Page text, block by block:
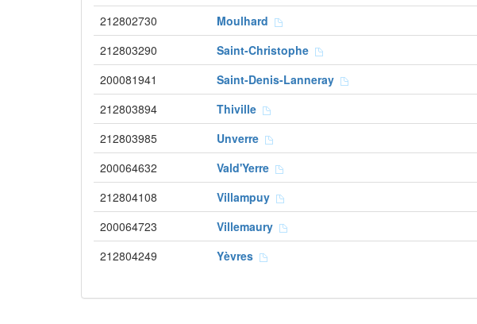
212802730 Moulhard
212803290 Saint-Christophe
200081941 Saint-Denis-Lanneray
212803894 Thiville
212803985 Unverre
200064632 Vald'Yerre
212804108 Villampuy
200064723 Villemaury
212804249 Yèvres